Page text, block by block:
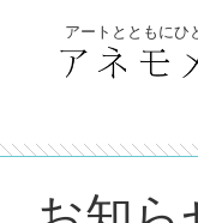
アートとともにひ